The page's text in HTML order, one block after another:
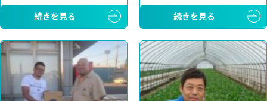
続きを見る
続きを見る